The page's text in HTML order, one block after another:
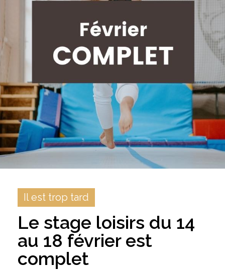
Il est trop tard
Le stage loisirs du 14
au 18 février est
complet